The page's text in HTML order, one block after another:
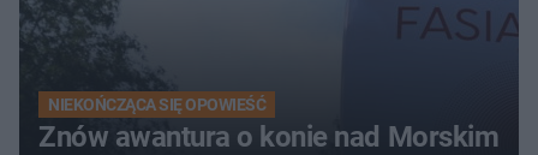
NIEKOŃCZĄCA SIĘ OPOWIEŚĆ
Znów awantura o konie nad Morskim